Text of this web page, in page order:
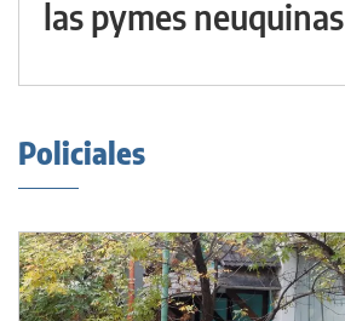
las pymes neuquinas
Policiales